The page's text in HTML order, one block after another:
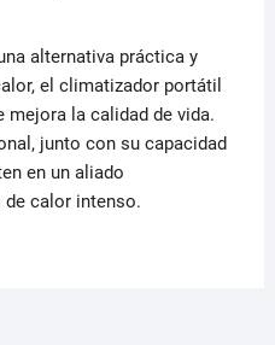
alternativa práctica y
el climatizador portátil
mejora la calidad de vida.
junto con su capacidad
en un aliado
de calor intenso.